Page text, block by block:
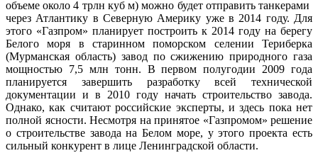
объеме около 4 трлн куб м) можно будет отправить танкерами
через Атлантику в Северную Америку уже в 2014 году. Для
этого «Газпром» планирует построить к 2014 году на берегу
Белого моря в старинном поморском селении Териберка
(Мурманская область) завод по сжижению природного газа
мощностью 7,5 млн тонн. В первом полугодии 2009 года
планируется завершить разработку всей технической
документации и в 2010 году начать строительство завода.
Однако, как считают российские эксперты, и здесь пока нет
полной ясности. Несмотря на принятое «Газпромом» решение
о строительстве завода на Белом море, у этого проекта есть
сильный конкурент в лице Ленинградской области.